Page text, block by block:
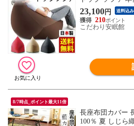
本製
TAIN-BE】
23,100円 送料込み
210
こだわり安眠館
8/7時点_ポイント最大11倍
長座布団カバー
100％ 夏 しじら